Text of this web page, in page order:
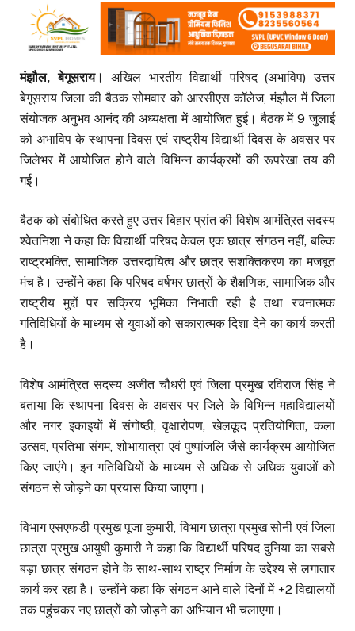
मंझौल, बेगूसराय।
अखिल भारतीय विद्यार्थी परिषद (अभाविप) उत्तर
बेगूसराय जिला की बैठक सोमवार को आरसीएस कॉलेज, मंझौल में जिला
संयोजक अनुभव आनंद की अध्यक्षता में आयोजित हुई। बैठक में 9 जुलाई
को अभाविप के स्थापना दिवस एवं राष्ट्रीय विद्यार्थी दिवस के अवसर पर
जिलेभर में आयोजित होने वाले विभिन्न कार्यक्रमों की रूपरेखा तय की
गई।
बैठक को संबोधित करते हुए उत्तर बिहार प्रांत की विशेष आमंत्रित सदस्य
श्वेतनिशा ने कहा कि विद्यार्थी परिषद केवल एक छात्र संगठन नहीं, बल्कि
राष्ट्रभक्ति, सामाजिक उत्तरदायित्व और छात्र सशक्तिकरण का मजबूत
मंच है। उन्होंने कहा कि परिषद वर्षभर छात्रों के शैक्षणिक, सामाजिक और
राष्ट्रीय मुद्दों पर सक्रिय भूमिका निभाती रही है तथा रचनात्मक
गतिविधियों के माध्यम से युवाओं को सकारात्मक दिशा देने का कार्य करती
है।
विशेष आमंत्रित सदस्य अजीत चौधरी एवं जिला प्रमुख रविराज सिंह ने
बताया कि स्थापना दिवस के अवसर पर जिले के विभिन्न महाविद्यालयों
और नगर इकाइयों में संगोष्ठी, वृक्षारोपण, खेलकूद प्रतियोगिता, कला
उत्सव, प्रतिभा संगम, शोभायात्रा एवं पुष्पांजलि जैसे कार्यक्रम आयोजित
किए जाएंगे। इन गतिविधियों के माध्यम से अधिक से अधिक युवाओं को
संगठन से जोड़ने का प्रयास किया जाएगा।
विभाग एसएफडी प्रमुख पूजा कुमारी, विभाग छात्रा प्रमुख सोनी एवं जिला
छात्रा प्रमुख आयुषी कुमारी ने कहा कि विद्यार्थी परिषद दुनिया का सबसे
बड़ा छात्र संगठन होने के साथ-साथ राष्ट्र निर्माण के उद्देश्य से लगातार
कार्य कर रहा है। उन्होंने कहा कि संगठन आने वाले दिनों में +2 विद्यालयों
तक पहुंचकर नए छात्रों को जोड़ने का अभियान भी चलाएगा।